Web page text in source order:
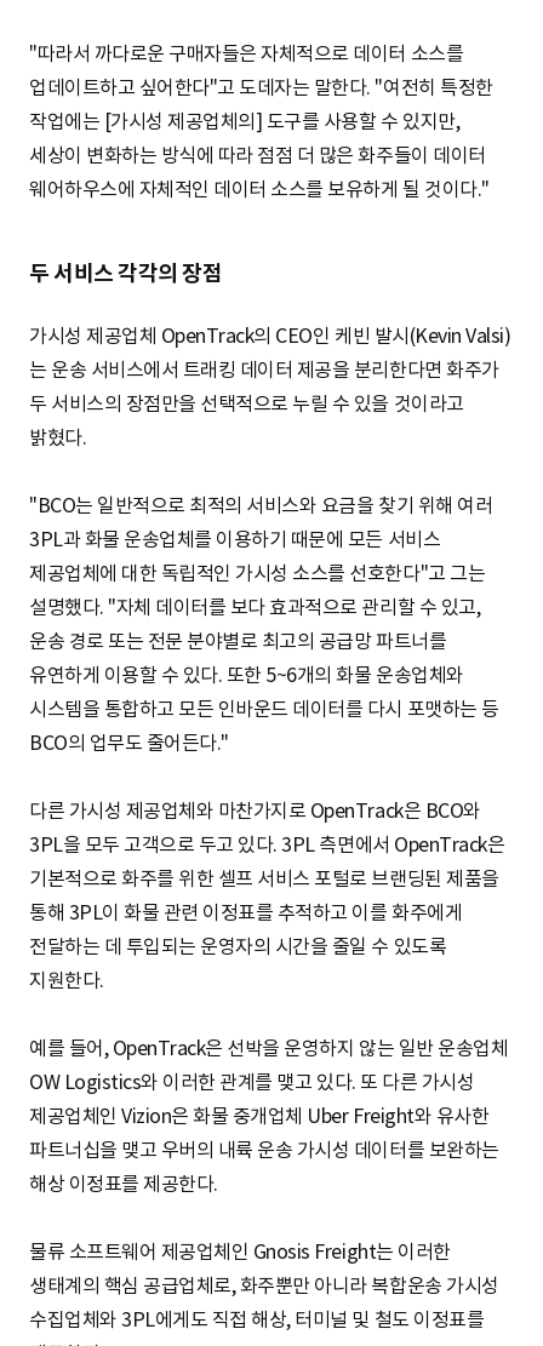
"따라서 까다로운 구매자들은 자체적으로 데이터 소스를
업데이트하고 싶어한다"고 도데자는 말한다. "여전히 특정한
작업에는 [가시성 제공업체의] 도구를 사용할 수 있지만,
세상이 변화하는 방식에 따라 점점 더 많은 화주들이 데이터
웨어하우스에 자체적인 데이터 소스를 보유하게 될 것이다."
두 서비스 각각의 장점
가시성 제공업체 OpenTrack의 CEO인 케빈 발시(Kevin Valsi)
는 운송 서비스에서 트래킹 데이터 제공을 분리한다면 화주가
두 서비스의 장점만을 선택적으로 누릴 수 있을 것이라고
밝혔다.
"BCO는 일반적으로 최적의 서비스와 요금을 찾기 위해 여러
3PL과 화물 운송업체를 이용하기 때문에 모든 서비스
제공업체에 대한 독립적인 가시성 소스를 선호한다"고 그는
설명했다. "자체 데이터를 보다 효과적으로 관리할 수 있고,
운송 경로 또는 전문 분야별로 최고의 공급망 파트너를
유연하게 이용할 수 있다. 또한 5~6개의 화물 운송업체와
시스템을 통합하고 모든 인바운드 데이터를 다시 포맷하는 등
BCO의 업무도 줄어든다."
다른 가시성 제공업체와 마찬가지로 OpenTrack은 BCO와
3PL을 모두 고객으로 두고 있다. 3PL 측면에서 OpenTrack은
기본적으로 화주를 위한 셀프 서비스 포털로 브랜딩된 제품을
통해 3PL이 화물 관련 이정표를 추적하고 이를 화주에게
전달하는 데 투입되는 운영자의 시간을 줄일 수 있도록
지원한다.
예를 들어, OpenTrack은 선박을 운영하지 않는 일반 운송업체
OW Logistics와 이러한 관계를 맺고 있다. 또 다른 가시성
제공업체인 Vizion은 화물 중개업체 Uber Freight와 유사한
파트너십을 맺고 우버의 내륙 운송 가시성 데이터를 보완하는
해상 이정표를 제공한다.
물류 소프트웨어 제공업체인 Gnosis Freight는 이러한
생태계의 핵심 공급업체로, 화주뿐만 아니라 복합운송 가시성
수집업체와 3PL에게도 직접 해상, 터미널 및 철도 이정표를